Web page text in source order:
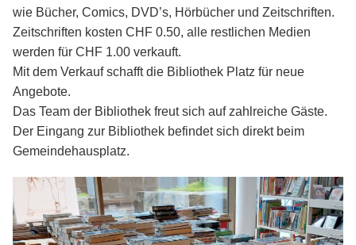
wie Bücher, Comics, DVD’s, Hörbücher und Zeitschriften.
Zeitschriften kosten CHF 0.50, alle restlichen Medien
werden für CHF 1.00 verkauft.
Mit dem Verkauf schafft die Bibliothek Platz für neue
Angebote.
Das Team der Bibliothek freut sich auf zahlreiche Gäste.
Der Eingang zur Bibliothek befindet sich direkt beim
Gemeindehausplatz.